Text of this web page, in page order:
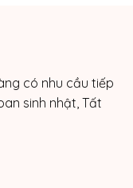
có nhu cầu tiếp
sinh nhật, Tất